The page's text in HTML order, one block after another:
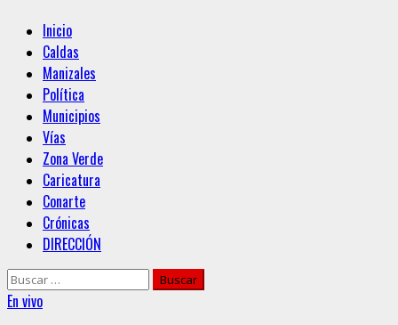
Menú
principal
Inicio
Caldas
Manizales
Política
Municipios
Vías
Zona Verde
Caricatura
Conarte
Crónicas
DIRECCIÓN
Buscar:
En vivo